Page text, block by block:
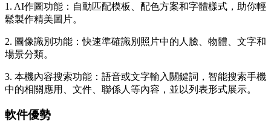
1. AI作圖功能：自動匹配模板、配色方案和字體樣式，助你輕
鬆製作精美圖片。
2. 圖像識別功能：快速準確識別照片中的人臉、物體、文字和
場景分類。
3. 本機內容搜索功能：語音或文字輸入關鍵詞，智能搜索手機
中的相關應用、文件、聯係人等內容，並以列表形式展示。
軟件優勢